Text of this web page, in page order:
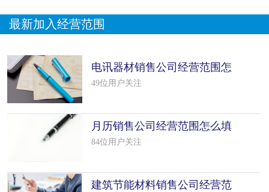
最新加入经营范围
电讯器材销售公司经营范围怎
么填写（50个模板）
49位用户关注
月历销售公司经营范围怎么填
写（16个模板）
84位用户关注
建筑节能材料销售公司经营范